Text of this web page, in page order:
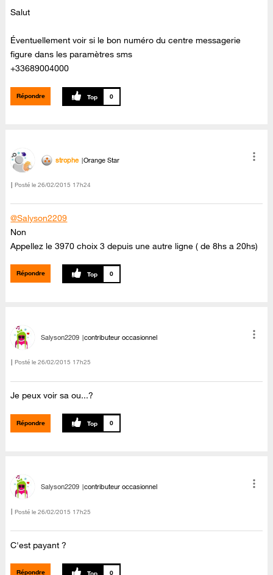
Salut
Éventuellement voir si le bon numéro du centre messagerie
figure dans les paramètres sms
+33689004000
Répondre 0
strophe Orange Star
Posté le ‎26/02/2015 17h24
@Salyson2209
Non
Appellez le 3970 choix 3 depuis une autre ligne ( de 8hs a 20hs)
Répondre 0
Salyson2209 contributeur occasionnel
Posté le ‎26/02/2015 17h25
Je peux voir sa ou...?
Répondre 0
Salyson2209 contributeur occasionnel
Posté le ‎26/02/2015 17h25
C'est payant ?
Répondre 0